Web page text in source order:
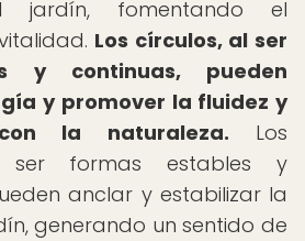
jardín, fomentando el
Los círculos, al ser
y continuas, pueden
y promover la fluidez y
la naturaleza. Los
ser formas estables y
anclar y estabilizar la
generando un sentido de